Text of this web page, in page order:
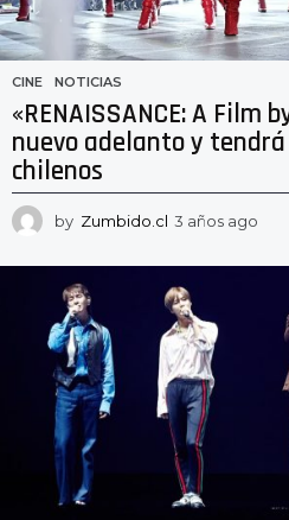
CINE ,NOTICIAS
«RENAISSANCE: A Film
nuevo adelanto y
chilenos
by Zumbido.cl 3 años ago
ñ